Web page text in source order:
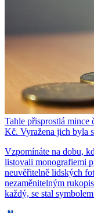
Tahle přisprostlá mince
Kč. Vyražena jich byla
Vzpomínáte na dobu,
listovali monografiemi
neuvěřitelně lidských
nezaměnitelným
každý, se stal